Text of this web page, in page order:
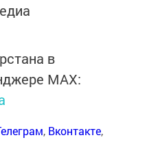
в
MАХ:
, Вконтакте,